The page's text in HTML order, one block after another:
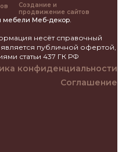
Создание и
продвижение сайтов
мебели Меб-декор.
несёт справочный
публичной офертой,
статьи 437 ГК РФ
конфиденциальности
Соглашение